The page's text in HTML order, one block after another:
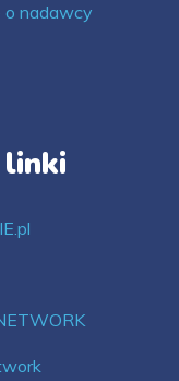
o nadawcy
linki